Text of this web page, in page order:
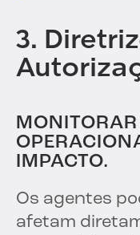
3.
IMPACTO.
Os agentes
afetam